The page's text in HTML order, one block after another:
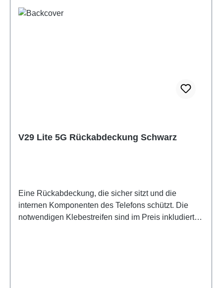
V29 Lite 5G Rückabdeckung Schwarz
Eine Rückabdeckung, die sicher sitzt und die
internen Komponenten des Telefons schützt. Die
notwendigen Klebestreifen sind im Preis inkludiert